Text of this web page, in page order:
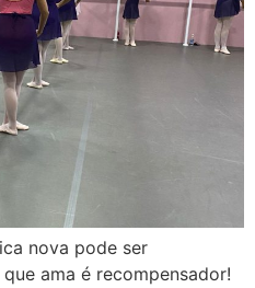
nova pode ser
ama é recompensador!